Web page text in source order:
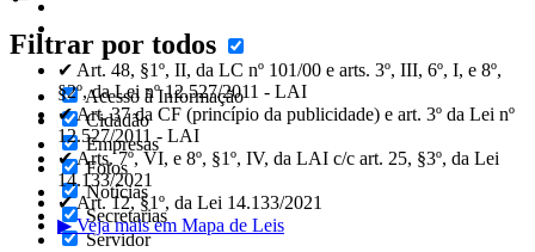
Filtrar por todos
Acesso à Informação
Cidadão
Empresas
Fotos
Notícias
Secretarias
Servidor
✔ Art. 48, §1º, II, da LC nº 101/00 e arts. 3º, III, 6º, I, e 8º,
§2º, da Lei nº 12.527/2011 - LAI
✔ Art. 37 da CF (princípio da publicidade) e art. 3º da Lei nº
12.527/2011 - LAI
✔ Arts. 7º, VI, e 8º, §1º, IV, da LAI c/c art. 25, §3º, da Lei
14.133/2021
✔ Art. 12, §1º, da Lei 14.133/2021
▶ Veja mais em Mapa de Leis